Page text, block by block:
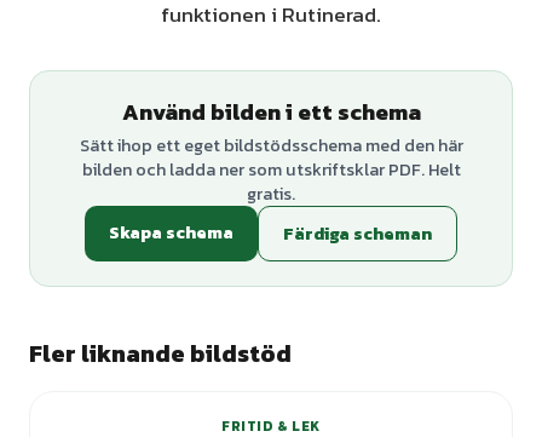
funktionen i Rutinerad.
Använd bilden i ett schema
Sätt ihop ett eget bildstödsschema med den här
bilden och ladda ner som utskriftsklar PDF. Helt
gratis.
Skapa schema
Färdiga scheman
Fler liknande bildstöd
FRITID & LEK